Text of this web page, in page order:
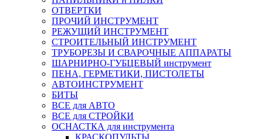
ОТВЕРТКИ
ПРОЧИЙ ИНСТРУМЕНТ
РЕЖУЩИЙ ИНСТРУМЕНТ
СТРОИТЕЛЬНЫЙ ИНСТРУМЕНТ
ТРУБОРЕЗЫ И СВАРОЧНЫЕ АППАРАТЫ
ШАРНИРНО-ГУБЦЕВЫЙ инструмент
ПЕНА, ГЕРМЕТИКИ, ПИСТОЛЕТЫ
АВТОИНСТРУМЕНТ
БИТЫ
ВСЕ для АВТО
ВСЕ для СТРОЙКИ
ОСНАСТКА для инструмента
КРАСКОПУЛЬТЫ